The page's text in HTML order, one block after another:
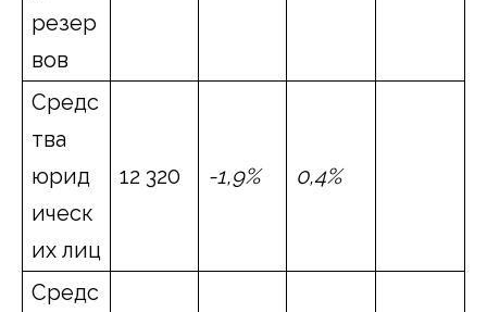
резер
вов
Средс
тва
юрид
ическ
их лиц
12 320 -1,9% 0,4%
Средс